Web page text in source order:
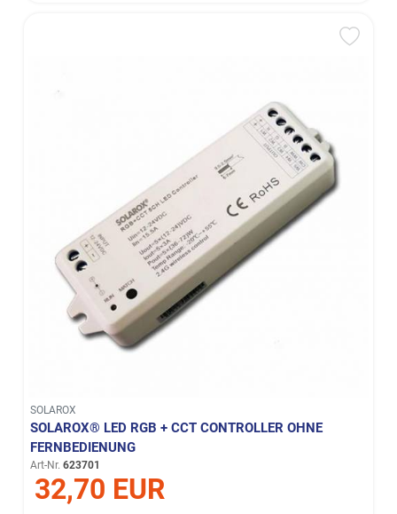
SOLAROX
SOLAROX® LED RGB + CCT CONTROLLER OHNE
FERNBEDIENUNG
Art-Nr. 623701
32,70 EUR